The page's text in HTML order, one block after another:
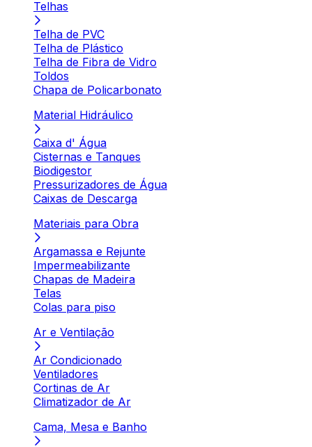
Telhas
Telha de PVC
Telha de Plástico
Telha de Fibra de Vidro
Toldos
Chapa de Policarbonato
Material Hidráulico
Caixa d' Água
Cisternas e Tanques
Biodigestor
Pressurizadores de Água
Caixas de Descarga
Materiais para Obra
Argamassa e Rejunte
Impermeabilizante
Chapas de Madeira
Telas
Colas para piso
Ar e Ventilação
Ar Condicionado
Ventiladores
Cortinas de Ar
Climatizador de Ar
Cama, Mesa e Banho